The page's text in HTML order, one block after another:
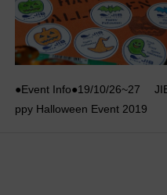
●Event Info●19/10/26~27
ppy Halloween Event 2019